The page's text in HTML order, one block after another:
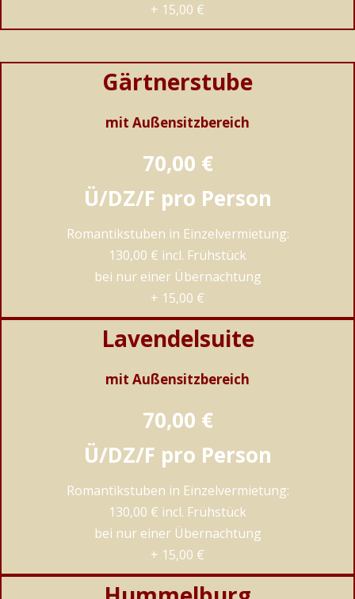
+ 15,00 €
Gärtnerstube
mit Außensitzbereich
70,00 €
Ü/DZ/F pro Person
Romantikstuben in Einzelvermietung:
130,00 € incl. Frühstück
bei nur einer Übernachtung
+ 15,00 €
Lavendelsuite
mit Außensitzbereich
70,00 €
Ü/DZ/F pro Person
Romantikstuben in Einzelvermietung:
130,00 € incl. Frühstück
bei nur einer Übernachtung
+ 15,00 €